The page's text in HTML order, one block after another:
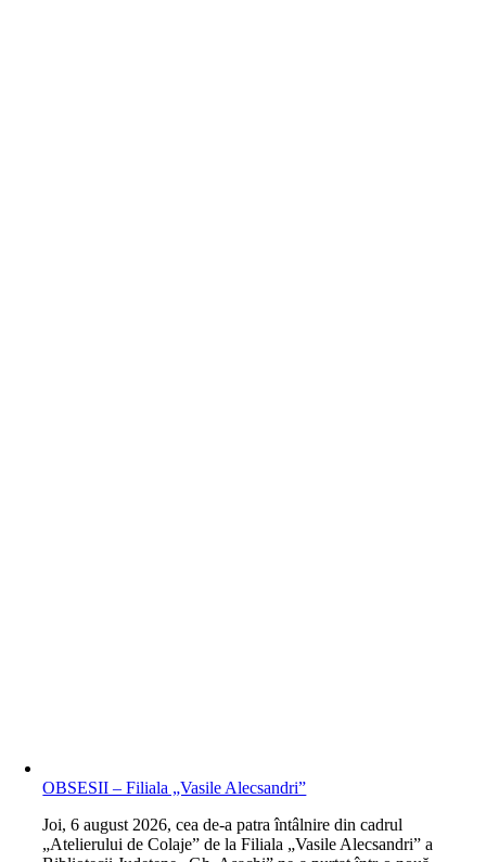
OBSESII – Filiala „Vasile Alecsandri”
Joi, 6 august 2026, cea de-a patra întâlnire din cadrul
„Atelierului de Colaje” de la Filiala „Vasile Alecsandri” a